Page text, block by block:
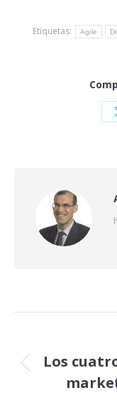
Etiquetas:
Agile
entre
Los